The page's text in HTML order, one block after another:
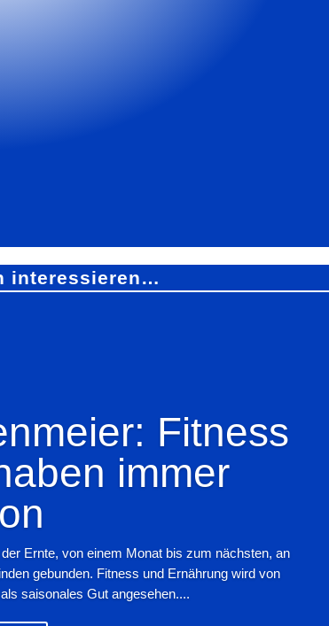
interessieren…
Fitness
immer
Ernte, von einem Monat bis zum nächsten, an
gebunden. Fitness und Ernährung wird von
saisonales Gut angesehen....